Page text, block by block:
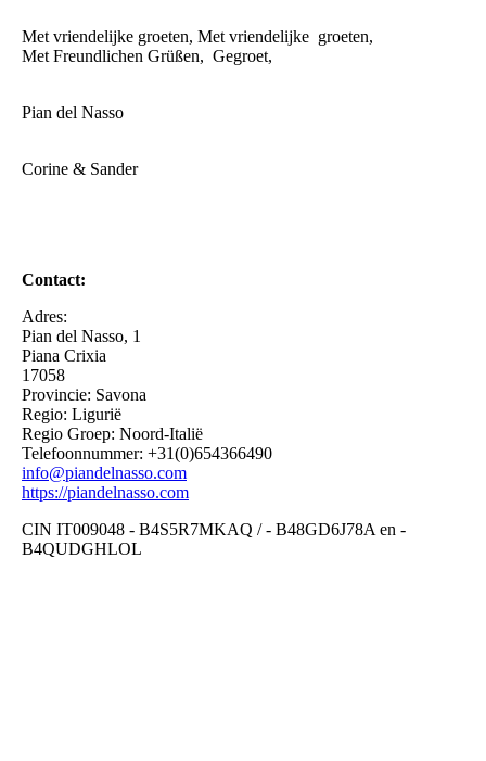
Met vriendelijke groeten, Met vriendelijke groeten,
Met Freundlichen Grüßen, Gegroet,
Pian del Nasso
Corine & Sander
Contact:
Adres:
Pian del Nasso, 1
Piana Crixia
17058
Provincie: Savona
Regio: Ligurië
Regio Groep: Noord-Italië
Telefoonnummer: +31(0)654366490
info@piandelnasso.com
https://piandelnasso.com
CIN IT009048 - B4S5R7MKAQ / - B48GD6J78A en -
B4QUDGHLOL